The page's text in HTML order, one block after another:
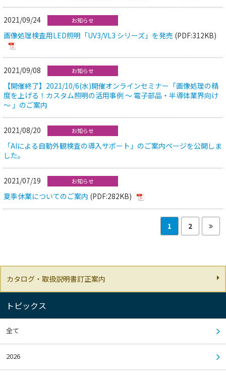
2021/09/24 お知らせ
画像処理検査用LED照明「UV3/VL3 シリーズ」を発売 (PDF:312KB)
2021/09/08 お知らせ
【開催終了】2021/10/6(水)開催オンラインセミナー「画像処理の精
度を上げる！カスタム照明の活用事例 ～ 電子部品・半導体業界向け
～ 」のご案内
2021/08/20 お知らせ
「AIによる自動外観検査の導入サポート」のご案内ページを公開しま
した。
2021/07/19 お知らせ
夏季休業についてのご案内 (PDF:282KB)
1 2
カタログ・取扱説明書訂正案内
トピックス
全て
2026